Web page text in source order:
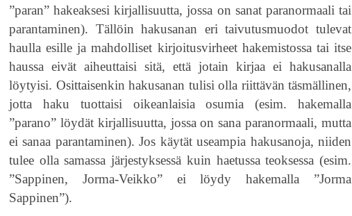
”paran” hakeaksesi kirjallisuutta, jossa on sanat paranormaali tai
parantaminen). Tällöin hakusanan eri taivutusmuodot tulevat
haulla esille ja mahdolliset kirjoitusvirheet hakemistossa tai itse
haussa eivät aiheuttaisi sitä, että jotain kirjaa ei hakusanalla
löytyisi. Osittaisenkin hakusanan tulisi olla riittävän täsmällinen,
jotta haku tuottaisi oikeanlaisia osumia (esim. hakemalla
”parano” löydät kirjallisuutta, jossa on sana paranormaali, mutta
ei sanaa parantaminen). Jos käytät useampia hakusanoja, niiden
tulee olla samassa järjestyksessä kuin haetussa teoksessa (esim.
”Sappinen, Jorma-Veikko” ei löydy hakemalla ”Jorma
Sappinen”).